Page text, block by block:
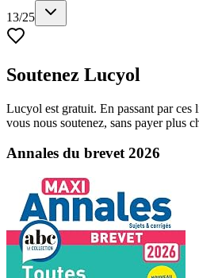
13/25
Soutenez Lucyol
Lucyol est gratuit. En passant par ces
vous nous soutenez, sans payer plus
Annales du brevet 2026